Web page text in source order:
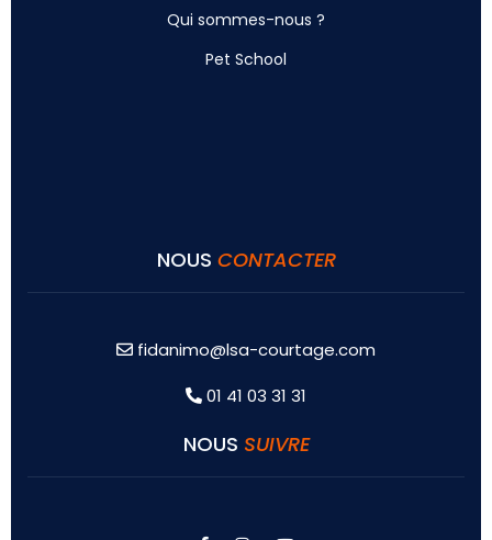
Qui sommes-nous ?
Pet School
NOUS CONTACTER
fidanimo@lsa-courtage.com
01 41 03 31 31
NOUS SUIVRE